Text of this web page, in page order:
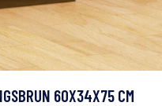
60X34X75 CM